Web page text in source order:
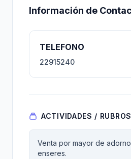
Información de
TELEFONO
22915240
ACTIVIDADES / RUBROS
Venta por mayor de
enseres.